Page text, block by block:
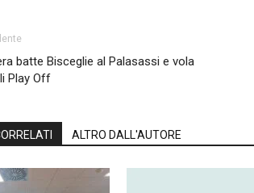
batte Bisceglie al Palasassi e vola
Play Off
ALTRO DALL'AUTORE